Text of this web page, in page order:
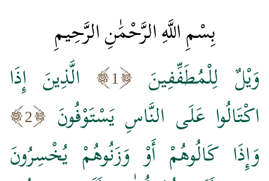
بِسْمِ اللَّهِ الرَّحْمَٰنِ الرَّحِيمِ
وَيْلٌ لِلْمُطَفِّفِينَ 1
الَّذِينَ إِذَا
اكْتَالُوا عَلَى النَّاسِ يَسْتَوْفُونَ
2
وَإِذَا كَالُوهُمْ أَوْ وَزَنُوهُمْ يُخْسِرُونَ